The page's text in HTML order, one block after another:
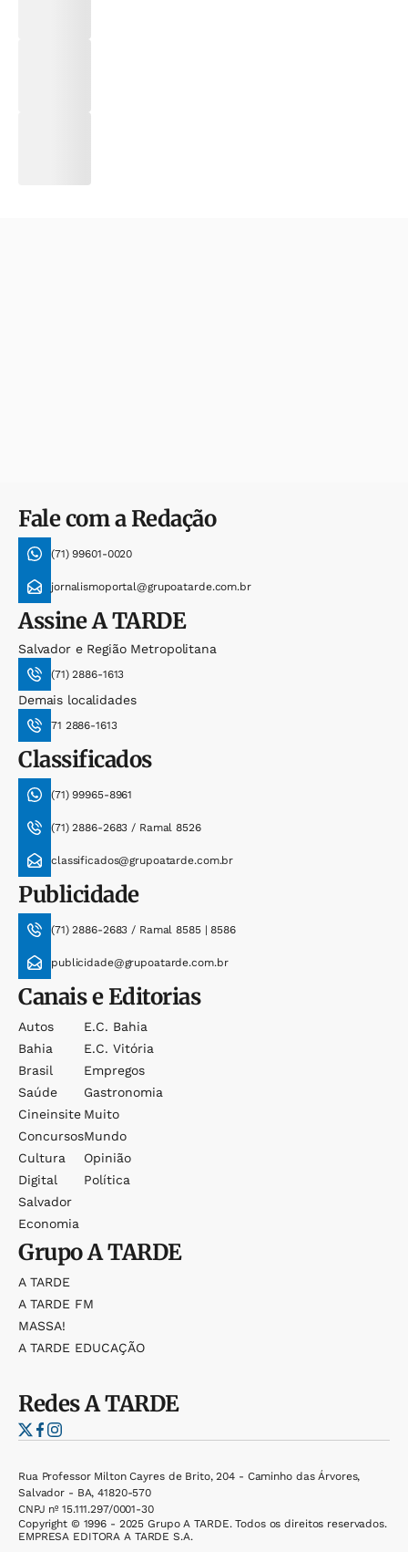
Fale com a Redação
(71) 99601-0020
jornalismoportal@grupoatarde.com.br
AssineA TARDE
Salvador e Região Metropolitana
(71) 2886-1613
Demais localidades
71 2886-1613
Classificados
(71) 99965-8961
(71) 2886-2683 / Ramal 8526
classificados@grupoatarde.com.br
Publicidade
(71) 2886-2683 / Ramal 8585 | 8586
publicidade@grupoatarde.com.br
Canais e Editorias
Autos
Bahia
Brasil
Saúde
Cineinsite
Concursos
Cultura
Digital
Salvador
Economia
E.c. Bahia
E.c. Vitória
Empregos
Gastronomia
Muito
Mundo
Opinião
Política
GrupoA TARDE
A TARDE
A TARDE FM
MASSA!
A TARDE EDUCAÇÃO
RedesA TARDE
Rua Professor Milton Cayres de Brito, 204 - Caminho das Árvores,
Salvador - BA, 41820-570
CNPJ nº 15.111.297/0001-30
Copyright © 1996 - 2025 Grupo A TARDE. Todos os direitos reservados.
EMPRESA EDITORA A TARDE S.A.